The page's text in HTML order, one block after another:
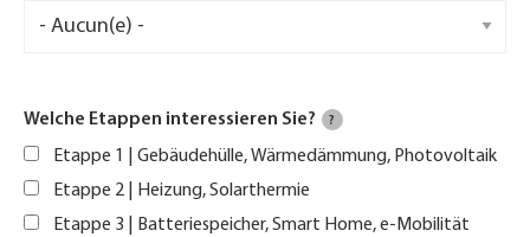
Welche Etappen interessieren Sie? ?
Etappe 1 | Gebäudehülle, Wärmedämmung, Photovoltaik
Etappe 2 | Heizung, Solarthermie
Etappe 3 | Batteriespeicher, Smart Home, e-Mobilität